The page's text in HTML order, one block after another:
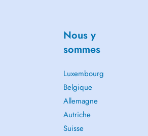
Nous y
sommes
Luxembourg
Belgique
Allemagne
Autriche
Suisse